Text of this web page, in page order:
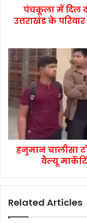
पंचकूला में दिल
उत्तराखंड के
हनुमान चालीसा
वैल्यू
Related Articles